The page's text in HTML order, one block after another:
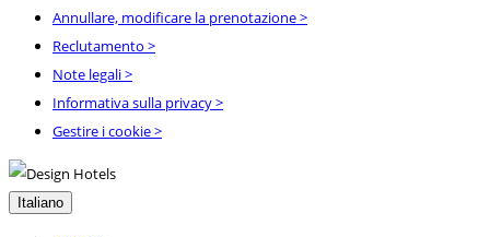
Annullare, modificare la prenotazione>
Reclutamento >
Note legali>
Informativa sulla privacy>
Gestire i cookie >
Italiano